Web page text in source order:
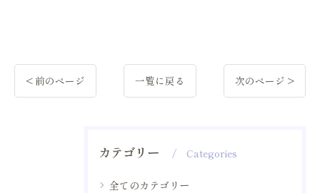
< 前のページ 一覧に戻る 次のページ >
カテゴリー Categories
全てのカテゴリー